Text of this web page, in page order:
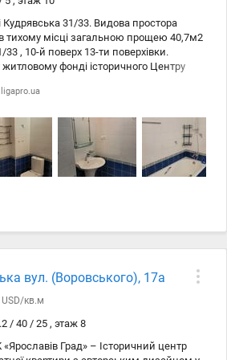
типу (вхід, вїзд обмежений)
31/33. Видова простора
тихому місці загальною прощею 40,7м2
33 , 10-й поверх 13-ти поверхівки.
фонді історичного Центру
парки, біля дому зелена зона, школи,
обєкта: Вторинний ринок; Тип стін:
Cанвузол: Суміжний; Опалення:
Балкон, лоджія, Ліфт, Грузовий ліфт;
(до 500 метрів): Школа, Магазин,
ТРЦ, Зупинка транспорту,
Центр міста, Аптека, Лікарня,
вул. (Воровського), 17а
кв.м
/ 40 / 25 , этаж 8
Град» – Історичний центр